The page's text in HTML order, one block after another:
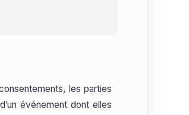
les parties
événement dont elles